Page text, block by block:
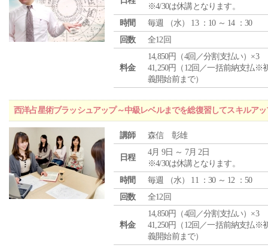
※4/30は休講となります。
時間
毎週 （水） 13 ：10 ～ 14 ：30
回数
全12回
料金
14,850円（4回／分割支払い）×3
41,250円（12回／一括前納支払※
義開始前まで）
西洋占星術ブラッシュアップ～中級レベルまでを総復習してスキルア
講師 森信 彰雄
日程
4月 9日 ～ 7月 2日
※4/30は休講となります。
時間
毎週 （水） 11 ：30 ～ 12 ：50
回数
全12回
料金
14,850円（4回／分割支払い）×3
41,250円（12回／一括前納支払※
義開始前まで）